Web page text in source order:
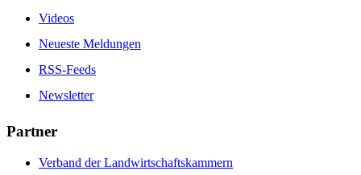
Videos
Neueste Meldungen
RSS-Feeds
Newsletter
Partner
Verband der Landwirtschaftskammern